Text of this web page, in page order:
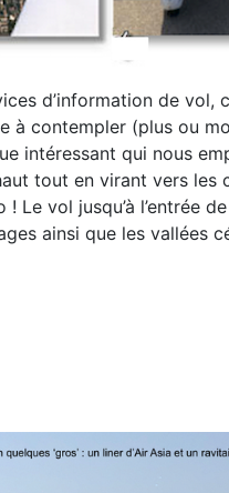
d’information de vol,
à contempler (plus ou
intéressant qui nous
tout en virant vers les
! Le vol jusqu’à l’entrée
ainsi que les vallées